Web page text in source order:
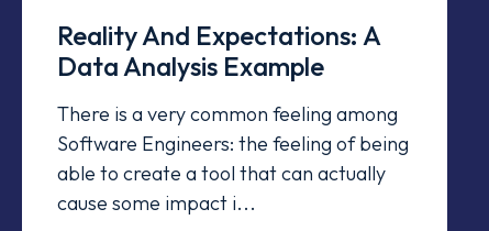
Reality And Expectations: A
Data Analysis Example
There is a very common feeling among
Software Engineers: the feeling of being
able to create a tool that can actually
cause some impact i...